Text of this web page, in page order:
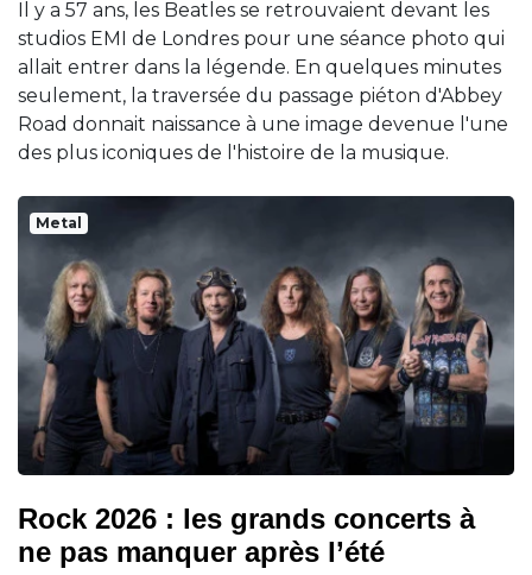
Il y a 57 ans, les Beatles se retrouvaient devant les
studios EMI de Londres pour une séance photo qui
allait entrer dans la légende. En quelques minutes
seulement, la traversée du passage piéton d'Abbey
Road donnait naissance à une image devenue l'une
des plus iconiques de l'histoire de la musique.
Metal
Rock 2026 : les grands concerts à
ne pas manquer après l’été